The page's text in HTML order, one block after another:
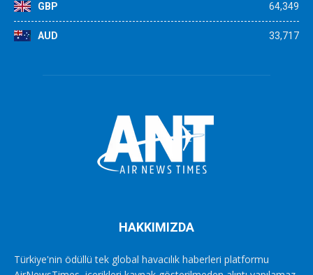
GBP 64,349
AUD 33,717
HAKKIMIZDA
Türkiye'nin ödüllü tek global havacılık haberleri platformu